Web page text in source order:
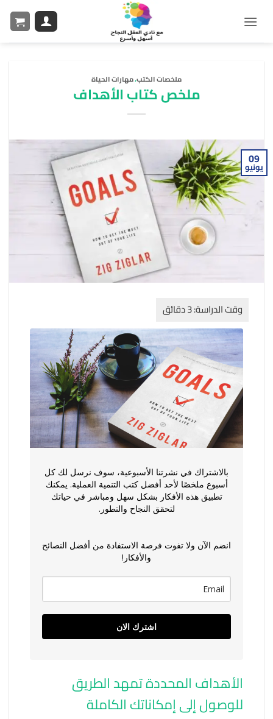
ملخصات الكتب،مهارات الحياة
ملخص كتاب الأهداف
09
يونيو
بالاشتراك في نشرتنا الأسبوعية، سوف نرسل لك كل
أسبوع ملخصًا لأحد أفضل كتب التنمية العملية. يمكنك
تطبيق هذه الأفكار بشكل سهل ومباشر في حياتك
لتحقق النجاح والتطور.
انضم الآن ولا تفوت فرصة الاستفادة من أفضل النصائح
والأفكار!
اشترك الان
الأهداف المحددة تمهد الطريق
للوصول إلى إمكاناتك الكاملة